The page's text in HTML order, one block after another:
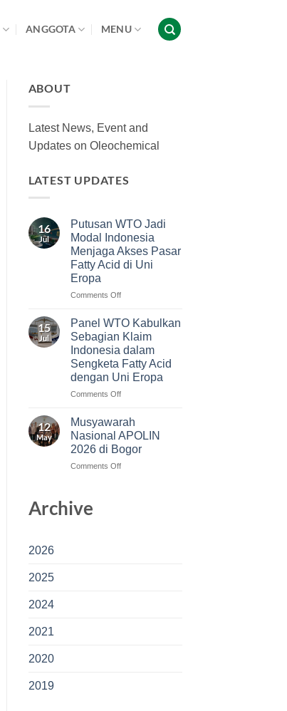
ANGGOTA MENU
ABOUT
Latest News, Event and
Updates on Oleochemical
LATEST UPDATES
16
Jul
Putusan WTO Jadi
Modal Indonesia
Menjaga Akses Pasar
Fatty Acid di Uni
Eropa
Comments Offon
WTO
Jadi
Modal
Indonesia
Menjaga
Akses
Pasar
di
Uni
Eropa
15
Jul
Panel WTO Kabulkan
Sebagian Klaim
Indonesia dalam
Sengketa Fatty Acid
dengan Uni Eropa
Comments Offon
WTO
Kabulkan
Sebagian
Klaim
Indonesia
12
May
Musyawarah
Nasional APOLIN
2026 di Bogor
Comments Offon
Archive
2026
2025
2024
2021
2020
2019